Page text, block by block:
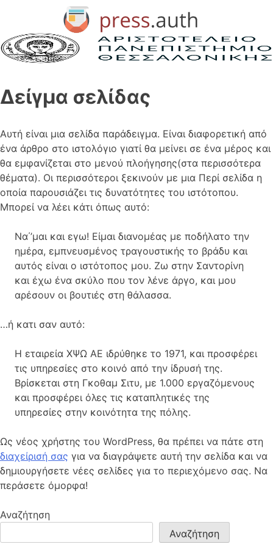
Δείγμα σελίδας
Αυτή είναι μια σελίδα παράδειγμα. Είναι διαφορετική από
ένα άρθρο στο ιστολόγιο γιατί θα μείνει σε ένα μέρος και
θα εμφανίζεται στο μενού πλοήγησης(στα περισσότερα
θέματα). Οι περισσότεροι ξεκινούν με μια Περί σελίδα η
οποία παρουσιάζει τις δυνατότητες του ιστότοπου.
Μπορεί να λέει κάτι όπως αυτό:
Να΄’μαι και εγω! Είμαι διανομέας με ποδήλατο την
ημέρα, εμπνευσμένος τραγουστικής το βράδυ και
αυτός είναι ο ιστότοπος μου. Ζω στην Σαντορίνη
και έχω ένα σκύλο που τον λένε άργο, και μου
αρέσουν οι βουτιές στη θάλασσα.
…ή κατι σαν αυτό:
Η εταιρεία ΧΨΩ ΑΕ ιδρύθηκε το 1971, και προσφέρει
τις υπηρεσίες στο κοινό από την ίδρυσή της.
Βρίσκεται στη Γκοθαμ Σιτυ, με 1.000 εργαζόμενους
και προσφέρει όλες τις καταπλητικές της
υπηρεσίες στην κοινότητα της πόλης.
Ως νέος χρήστης του WordPress, θα πρέπει να πάτε στη
διαχείρισή σας για να διαγράψετε αυτή την σελίδα και να
δημιουργήσετε νέες σελίδες για το περιεχόμενο σας. Να
περάσετε όμορφα!
Αναζήτηση
Αναζήτηση